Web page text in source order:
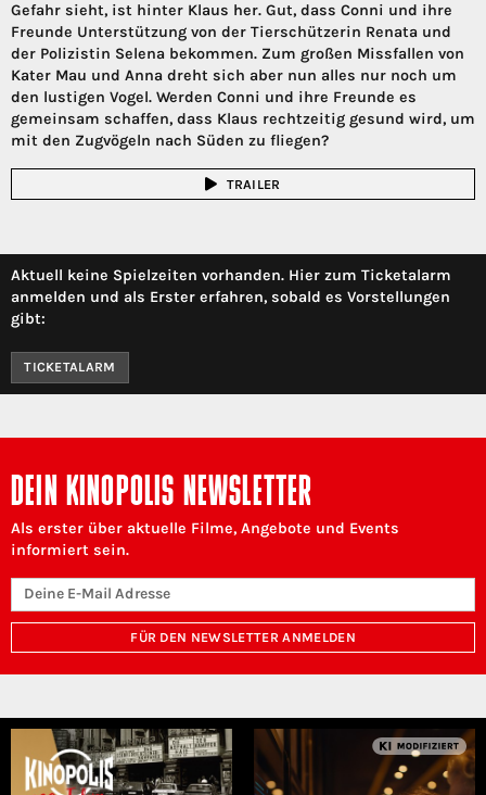
Gefahr sieht, ist hinter Klaus her. Gut, dass Conni und ihre
Freunde Unterstützung von der Tierschützerin Renata und
der Polizistin Selena bekommen. Zum großen Missfallen von
Kater Mau und Anna dreht sich aber nun alles nur noch um
den lustigen Vogel. Werden Conni und ihre Freunde es
gemeinsam schaffen, dass Klaus rechtzeitig gesund wird, um
mit den Zugvögeln nach Süden zu fliegen?
TRAILER
Aktuell keine Spielzeiten vorhanden. Hier zum Ticketalarm
anmelden und als Erster erfahren, sobald es Vorstellungen
gibt:
TICKETALARM
DEIN KINOPOLIS NEWSLETTER
Als erster über aktuelle Filme, Angebote und Events
informiert sein.
FÜR DEN NEWSLETTER ANMELDEN